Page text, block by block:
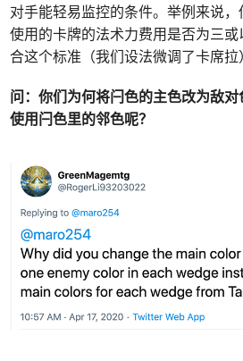
对手能轻易监控的条件。举例来说
使用的卡牌的法术力费用是否为三
合这个标准（我们设法微调了卡席拉
问：你们为何将闩色的主色改为敌
使用闩色里的邻色呢？